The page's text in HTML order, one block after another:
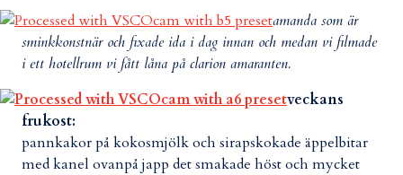
amanda som är
sminkkonstnär och fixade ida i dag innan och medan vi filmade
i ett hotellrum vi fått låna på clarion amaranten.
veckans
frukost:
pannkakor på kokosmjölk och sirapskokade äppelbitar
med kanel ovanpå japp det smakade höst och mycket